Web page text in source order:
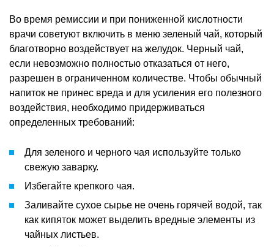
Во время ремиссии и при пониженной кислотности
врачи советуют включить в меню зеленый чай, который
благотворно воздействует на желудок. Черный чай,
если невозможно полностью отказаться от него,
разрешен в ограниченном количестве. Чтобы обычный
напиток не принес вреда и для усиления его полезного
воздействия, необходимо придерживаться
определенных требований:
Для зеленого и черного чая используйте только
свежую заварку.
Избегайте крепкого чая.
Заливайте сухое сырье не очень горячей водой, так
как кипяток может выделить вредные элементы из
чайных листьев.